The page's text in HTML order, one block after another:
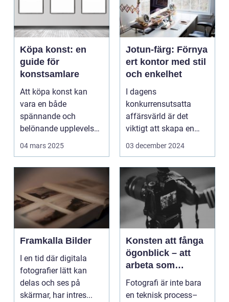
Köpa konst: en
guide för
konstsamlare
Att köpa konst kan
vara en både
spännande och
belönande upplevelse.
Det handlar...
04 mars 2025
Jotun-färg: Förnya
ert kontor med stil
och enkelhet
I dagens
konkurrensutsatta
affärsvärld är det
viktigt att skapa en
arbetsmiljö s...
03 december 2024
Framkalla Bilder
I en tid där digitala
fotografier lätt kan
delas och ses på
skärmar, har intres...
Konsten att fånga
ögonblick – att
arbeta som
fotograf i
Norrköping
Fotografi är inte bara
en teknisk process–